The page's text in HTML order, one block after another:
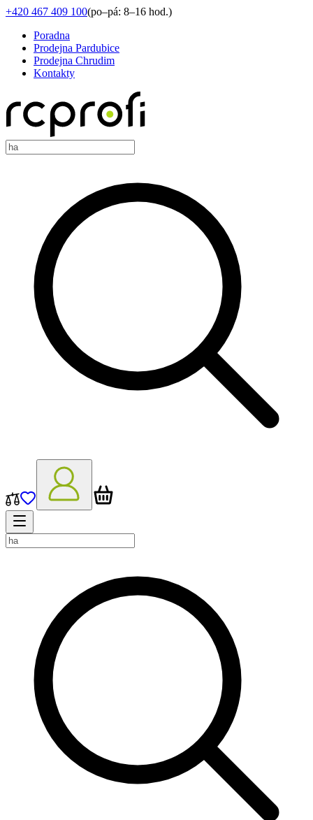
+420 467 409 100(po–pá: 8–16 hod.)
Poradna
Prodejna Pardubice
Prodejna Chrudim
Kontakty